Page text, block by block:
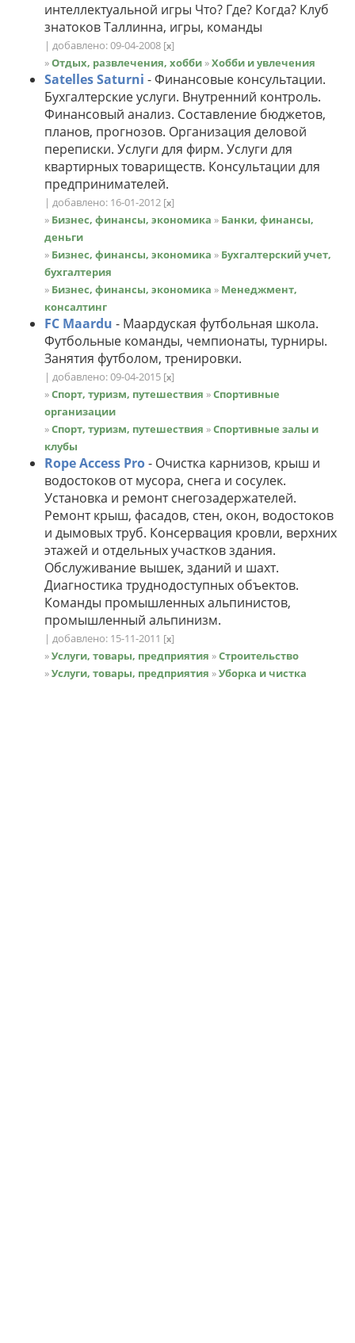
интеллектуальной игры Что? Где? Когда? Клуб
знатоков Таллинна, игры, команды
| добавлено: 09-04-2008 [x]
»Отдых, развлечения, хобби »Хобби и увлечения
Satelles Saturni - Финансовые консультации.
Бухгалтерские услуги. Внутренний контроль.
Финансовый анализ. Составление бюджетов,
планов, прогнозов. Организация деловой
переписки. Услуги для фирм. Услуги для
квартирных товариществ. Консультации для
предпринимателей.
| добавлено: 16-01-2012 [x]
» Бизнес, финансы, экономика » Банки, финансы,
деньги
» Бизнес, финансы, экономика » Бухгалтерский учет,
бухгалтерия
» Бизнес, финансы, экономика » Менеджмент,
консалтинг
FC Maardu - Маардуская футбольная школа.
Футбольные команды, чемпионаты, турниры.
Занятия футболом, тренировки.
| добавлено: 09-04-2015 [x]
»Спорт, туризм, путешествия »Спортивные
организации
»Спорт, туризм, путешествия »Спортивные залы и
клубы
Rope Access Pro- Очистка карнизов, крыш и
водостоков от мусора, снега и сосулек.
Установка и ремонт снегозадержателей.
Ремонт крыш, фасадов, стен, окон, водостоков
и дымовых труб. Консервация кровли, верхних
этажей и отдельных участков здания.
Обслуживание вышек, зданий и шахт.
Диагностика труднодоступных объектов.
Команды промышленных альпинистов,
промышленный альпинизм.
| добавлено: 15-11-2011 [x]
»Услуги, товары, предприятия »Строительство
»Услуги, товары, предприятия »Уборка и чистка